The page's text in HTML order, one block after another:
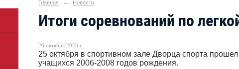
Главная → Новости
Итоги соревнований по
26 октября 2023 г.
25 октября в спортивном зале Дворца спорта
учащихся 2006-2008 годов рождения.